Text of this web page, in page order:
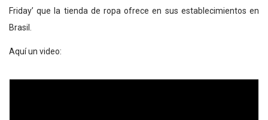
Friday’ que la tienda de ropa ofrece en sus establecimientos en
Brasil.
Aquí un video: